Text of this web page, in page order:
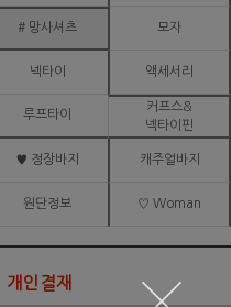
# 망사셔츠 모자
넥타이 액세서리
루프타이
커프스&
넥타이핀
♥ 정장바지 캐주얼바지
원단정보 ♡ Woman
개인결재